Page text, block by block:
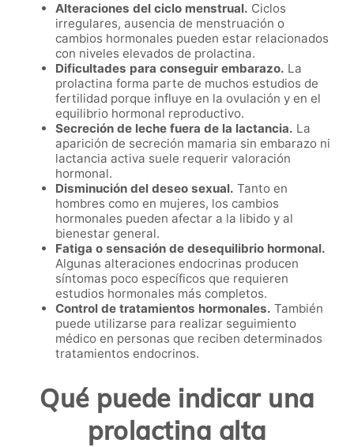
Alteraciones del ciclo menstrual. Ciclos
irregulares, ausencia de menstruación o
cambios hormonales pueden estar relacionados
con niveles elevados de prolactina.
Dificultades para conseguir embarazo. La
prolactina forma parte de muchos estudios de
fertilidad porque influye en la ovulación y en el
equilibrio hormonal reproductivo.
Secreción de leche fuera de la lactancia. La
aparición de secreción mamaria sin embarazo ni
lactancia activa suele requerir valoración
hormonal.
Disminución del deseo sexual. Tanto en
hombres como en mujeres, los cambios
hormonales pueden afectar a la libido y al
bienestar general.
Fatiga o sensación de desequilibrio hormonal.
Algunas alteraciones endocrinas producen
síntomas poco específicos que requieren
estudios hormonales más completos.
Control de tratamientos hormonales. También
puede utilizarse para realizar seguimiento
médico en personas que reciben determinados
tratamientos endocrinos.
Qué puede indicar una
prolactina alta